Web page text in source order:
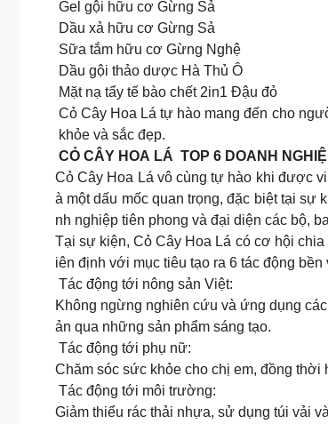
Gel gội hữu cơ Gừng Sả
Dầu xả hữu cơ Gừng Sả
Sữa tắm hữu cơ Gừng Nghệ
Dầu gội thảo dược Hà Thủ Ô
Mặt nạ tẩy tế bào chết 2in1 Đậu đỏ
Cỏ Cây Hoa Lá tự hào mang đến cho
khỏe và sắc đẹp.
CỎ CÂY HOA LÁ TOP 6 DOANH
Cỏ Cây Hoa Lá vô cùng tự hào khi được
à một dấu mốc quan trọng, đặc biệt tại
nh nghiệp tiên phong và đại diện các bộ,
Tại sự kiện, Cỏ Cây Hoa Lá có cơ hội
iên định với mục tiêu tạo ra 6 tác động
Tác động tới nông sản Việt:
Không ngừng nghiên cứu và ứng dụng
ản qua những sản phẩm sáng tạo.
Tác động tới phụ nữ:
Chăm sóc sức khỏe cho chị em, đồng
Tác động tới môi trường:
Giảm thiểu rác thải nhựa, sử dụng túi vải